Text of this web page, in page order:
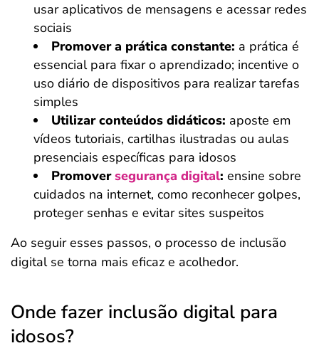
usar aplicativos de mensagens e acessar redes
sociais
Promover a prática constante: a prática é
essencial para fixar o aprendizado; incentive o
uso diário de dispositivos para realizar tarefas
simples
Utilizar conteúdos didáticos: aposte em
vídeos tutoriais, cartilhas ilustradas ou aulas
presenciais específicas para idosos
Promover segurança digital: ensine sobre
cuidados na internet, como reconhecer golpes,
proteger senhas e evitar sites suspeitos
Ao seguir esses passos, o processo de inclusão
digital se torna mais eficaz e acolhedor.
Onde fazer inclusão digital para
idosos?